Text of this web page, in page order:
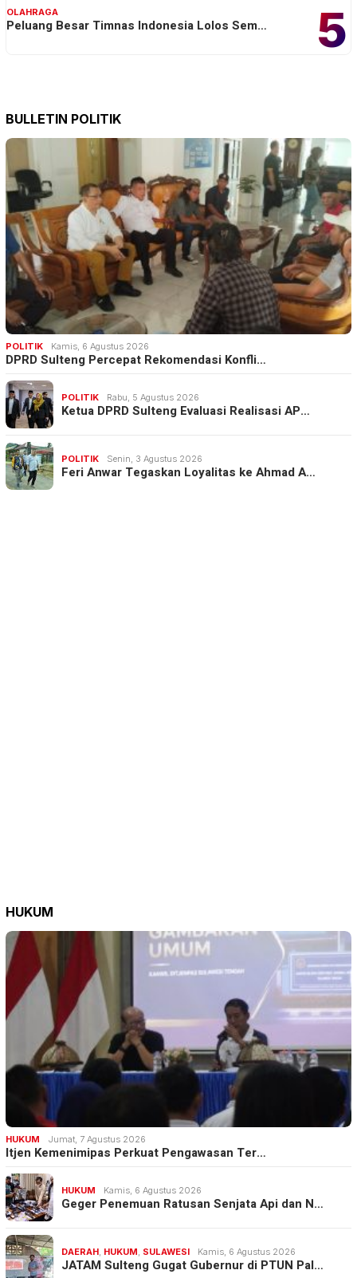
5
OLAHRAGA
Peluang Besar Timnas Indonesia Lolos Sem…
BULLETIN POLITIK
POLITIK Kamis, 6 Agustus 2026
DPRD Sulteng Percepat Rekomendasi Konfli…
POLITIK Rabu, 5 Agustus 2026
Ketua DPRD Sulteng Evaluasi Realisasi AP…
POLITIK Senin, 3 Agustus 2026
Feri Anwar Tegaskan Loyalitas ke Ahmad A…
HUKUM
HUKUM Jumat, 7 Agustus 2026
Itjen Kemenimipas Perkuat Pengawasan Ter…
HUKUM Kamis, 6 Agustus 2026
Geger Penemuan Ratusan Senjata Api dan N…
DAERAH, HUKUM, SULAWESI Kamis, 6 Agustus 2026
JATAM Sulteng Gugat Gubernur di PTUN Pal…